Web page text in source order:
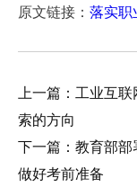
原文链接： 落实职
上一篇：工业互
索的方向
下一篇：教育部
做好考前准备